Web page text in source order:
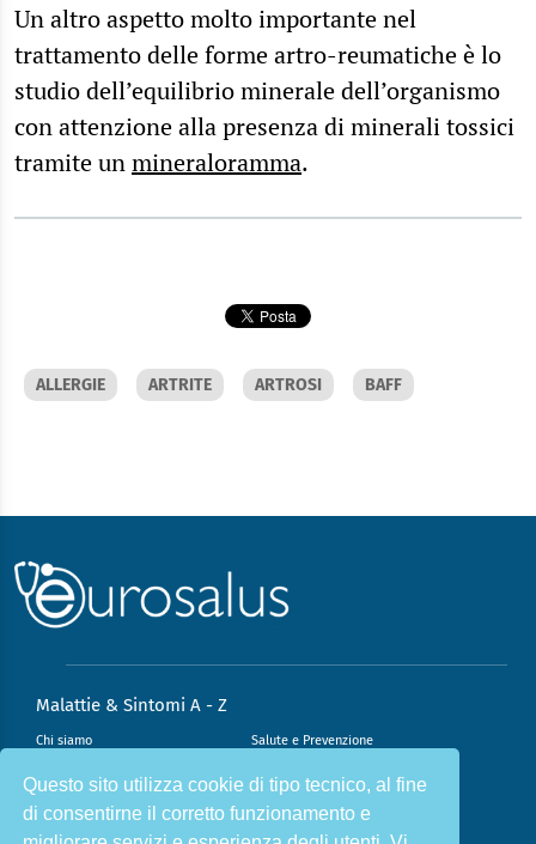
Questo sito utilizza cookie di tipo tecnico, al fine
di consentirne il corretto funzionamento e
Un altro aspetto molto importante nel
trattamento delle forme artro-reumatiche è lo
studio dell’equilibrio minerale dell’organismo
con attenzione alla presenza di minerali tossici
tramite unmineraloramma.
ALLERGIE ARTRITE ARTROSI BAFF
Malattie & Sintomi A - Z
Chi siamo Salute e Prevenzione
Infiammazione e Allergia Direzione scientifica
Nutrizione e Stili di vita Sport e Benessere